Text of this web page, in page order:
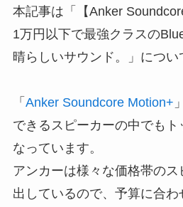
本記事は「【Anker
1万円以下で最強クラスの
晴らしいサウンド。」につい
「 Anker Soundcore Motion+
できるスピーカーの中でもト
なっています。
アンカーは様々な価格帯の
出しているので、予算に合わ